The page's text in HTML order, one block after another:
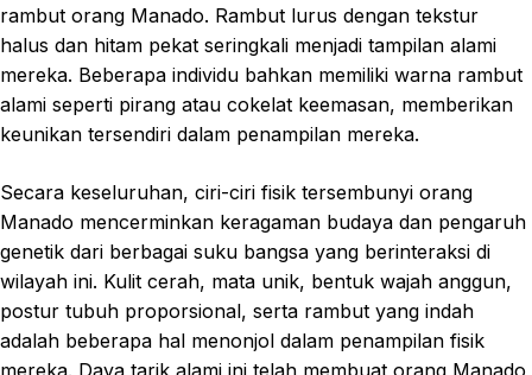
rambut orang Manado. Rambut lurus dengan tekstur
halus dan hitam pekat seringkali menjadi tampilan alami
mereka. Beberapa individu bahkan memiliki warna rambut
alami seperti pirang atau cokelat keemasan, memberikan
keunikan tersendiri dalam penampilan mereka.
Secara keseluruhan, ciri-ciri fisik tersembunyi orang
Manado mencerminkan keragaman budaya dan pengaruh
genetik dari berbagai suku bangsa yang berinteraksi di
wilayah ini. Kulit cerah, mata unik, bentuk wajah anggun,
postur tubuh proporsional, serta rambut yang indah
adalah beberapa hal menonjol dalam penampilan fisik